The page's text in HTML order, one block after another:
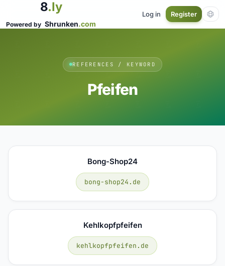
8.ly
Powered by Shrunken.com
Log in Register
REFERENCES / KEYWORD
Pfeifen
Bong-Shop24
bong-shop24.de
Kehlkopfpfeifen
kehlkopfpfeifen.de